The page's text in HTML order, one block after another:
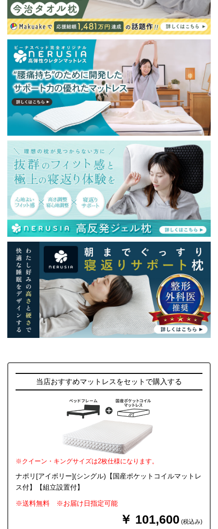
当店おすすめマットレスをセットで購入する
※クイーン・キングサイズは2枚仕様になります。
ナポリ[アイボリー](シングル)【国産ポケットコイルマットレ
ス付】【組立設置付】
※送料無料 ※お届け日指定可能
￥ 101,600 (税込み)